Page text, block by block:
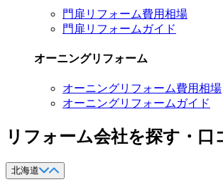
門扉リフォーム費用相場
門扉リフォームガイド
オーニングリフォーム
オーニングリフォーム費用相場
オーニングリフォームガイド
リフォーム会社を探す・口
北海道